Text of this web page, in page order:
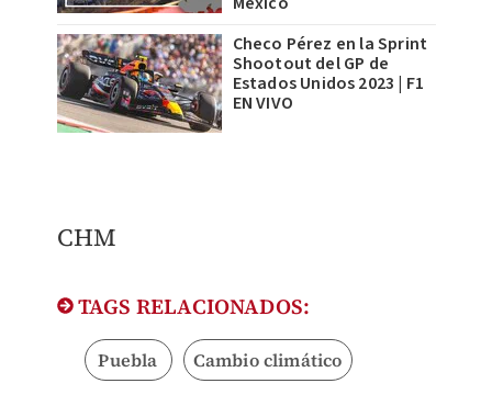
Checo Pérez en la Sprint
Shootout del GP de
Estados Unidos 2023 | F1
EN VIVO
CHM
TAGS RELACIONADOS:
Puebla Cambio climático